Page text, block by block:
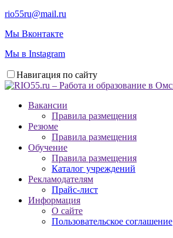
rio55ru@mail.ru
Мы Вконтакте
Мы в Instagram
Навигация по сайту
Вакансии
Правила размещения
Резюме
Правила размещения
Обучение
Правила размещения
Каталог учреждений
Рекламодателям
Прайс-лист
Информация
О сайте
Пользовательское соглашение